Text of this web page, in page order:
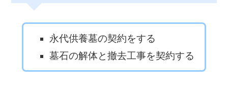
永代供養墓の契約をする
墓石の解体と撤去工事を契約する